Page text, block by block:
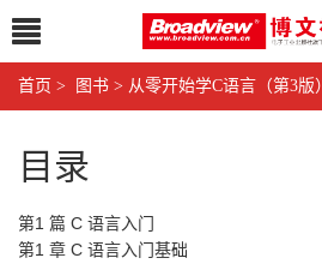
首页 > 图书 > 从零开始学C语言（第3版）
目录
第1 篇 C 语言入门
第1 章 C 语言入门基础